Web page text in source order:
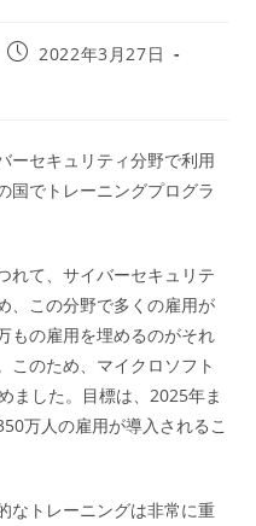
投
2022年3月27日
ーセキュリティ分野で利用
国でトレーニングプログラ
れて、サイバーセキュリテ
、この分野で多くの雇用が
もの雇用を埋めるのがそれ
このため、マイクロソフト
ました。目標は、2025年ま
万人の雇用が導入されるこ
なトレーニングは非常に重